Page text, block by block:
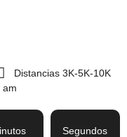
Distancias 3K-5K-10K
am
Segundos